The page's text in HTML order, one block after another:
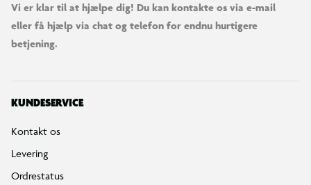
Vi er klar til at hjælpe dig! Du kan kontakte os via e-mail
eller få hjælp via chat og telefon for endnu hurtigere
betjening.
KUNDESERVICE
Kontakt os
Levering
Ordrestatus